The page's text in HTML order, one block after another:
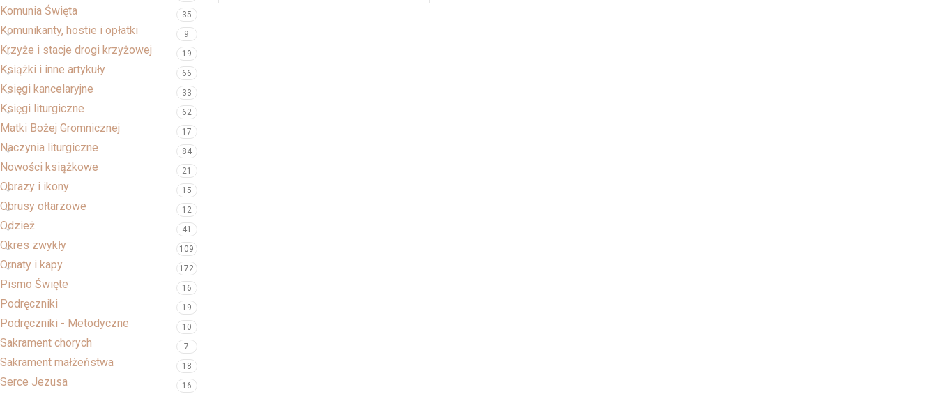
Komunia Święta 35
Komunikanty, hostie i opłatki 9
Krzyże i stacje drogi krzyżowej 19
Książki i inne artykuły 66
Księgi kancelaryjne 33
Księgi liturgiczne 62
Matki Bożej Gromnicznej 17
Naczynia liturgiczne 84
Nowości książkowe 21
Obrazy i ikony 15
Obrusy ołtarzowe 12
Odzież 41
Okres zwykły 109
Ornaty i kapy 172
Pismo Święte 16
Podręczniki 19
Podręczniki - Metodyczne 10
Sakrament chorych 7
Sakrament małżeństwa 18
Serce Jezusa 16